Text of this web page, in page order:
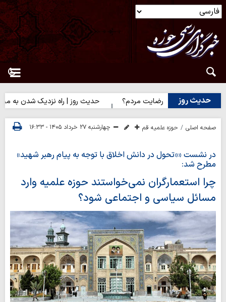
حدیث روز
خدا یا رضایت مردم؟ حدیث روز | راه نزدیک شدن به محبت
صفحه اصلی حوزه علمیه قم چهارشنبه ۲۷ خرداد ۱۴۰۵ - ۱۶:۳۳
در نشست ««تحول در دانش اخلاق با توجه به پیام رهبر شهید»
مطرح شد:
چرا استعمارگران نمی‌خواستند حوزه علمیه وارد
مسائل سیاسی و اجتماعی شود؟